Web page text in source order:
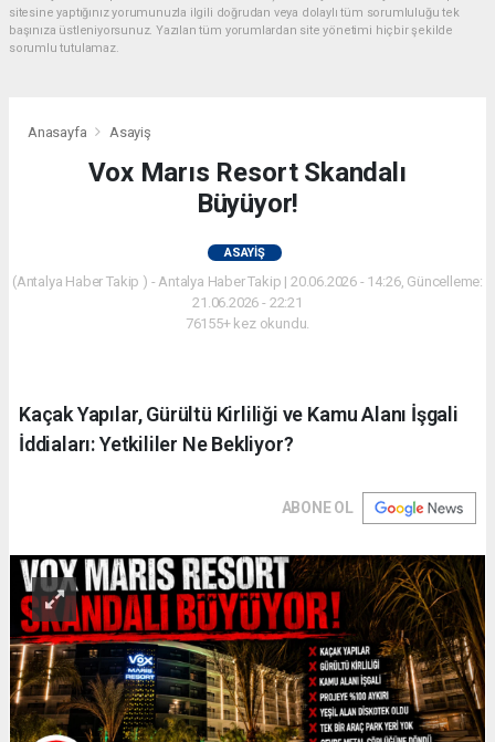
sitesine yaptığınız yorumunuzla ilgili doğrudan veya dolaylı tüm sorumluluğu tek
başınıza üstleniyorsunuz. Yazılan tüm yorumlardan site yönetimi hiçbir şekilde
sorumlu tutulamaz.
Anasayfa Asayiş
Vox Marıs Resort Skandalı
Büyüyor!
ASAYIŞ
(Antalya Haber Takip ) - Antalya Haber Takip | 20.06.2026 - 14:26, Güncelleme:
21.06.2026 - 22:21
76155+ kez okundu.
Kaçak Yapılar, Gürültü Kirliliği ve Kamu Alanı İşgali
İddiaları: Yetkililer Ne Bekliyor?
ABONE OL